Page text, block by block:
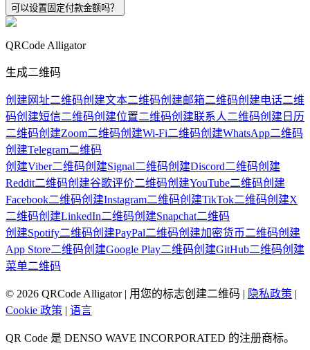
可以设置固定付款金额吗？
QRCode Alligator
生成二维码
创建网址二维码创建文本二维码创建邮箱二维码创建电话二维
码创建短信二维码创建位置二维码创建联系人二维码创建日历
二维码创建Zoom二维码创建Wi-Fi二维码创建WhatsApp二维码
创建Telegram二维码
创建Viber二维码创建Signal二维码创建Discord二维码创建
Reddit二维码创建谷歌评价二维码创建YouTube二维码创建
Facebook二维码创建Instagram二维码创建TikTok二维码创建X
二维码创建LinkedIn二维码创建Snapchat二维码
创建Spotify二维码创建PayPal二维码创建加密货币二维码创建
App Store二维码创建Google Play二维码创建GitHub二维码创建
菜单二维码
© 2026 QRCode Alligator | 用您的标志创建二维码 | 隐私政策 |
Cookie 政策 | 语言
QR Code 是 DENSO WAVE INCORPORATED 的注册商标。